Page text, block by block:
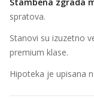
spratova.
Stanovi su izuzetno
premium klase.
Hipoteka je upisana